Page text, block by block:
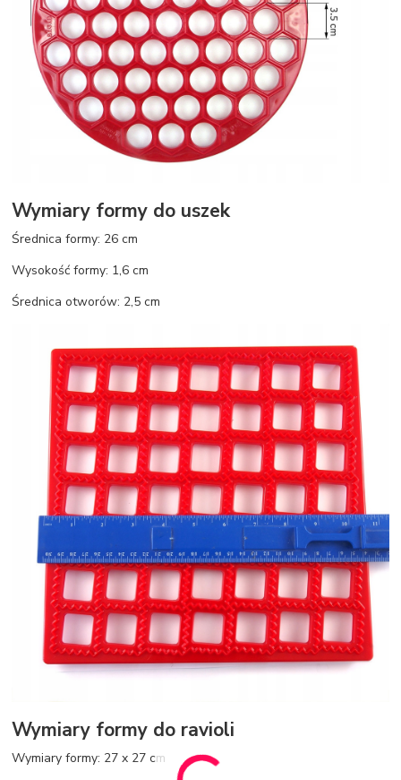
Wymiary formy do uszek
Średnica formy: 26 cm
Wysokość formy: 1,6 cm
Średnica otworów: 2,5 cm
Wymiary formy do ravioli
Wymiary formy: 27 x 27 cm